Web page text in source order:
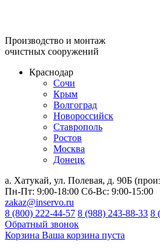
Производство и монтаж
очистных сооружений
Краснодар
Сочи
Крым
Волгоград
Новороссийск
Ставрополь
Ростов
Москва
Донецк
а. Хатукай, ул. Полевая, д. 90Б
Пн-Пт: 9:00-18:00 Сб-Вс: 9:00-15:00
zakaz@inservo.ru
8 (800) 222-44-57 8 (988) 243-88-33 8
Обратный звонок
Корзина Ваша корзина пуста